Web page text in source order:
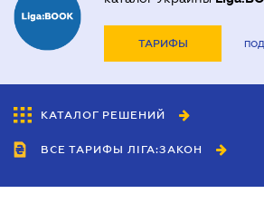
ТАРИФЫ
КАТАЛОГ РЕШЕНИЙ
ВСЕ ТАРИФЫ ЛІГА:ЗАКОН